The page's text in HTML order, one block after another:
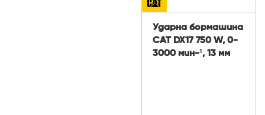
Ударна бормашина
CAT DX17 750 W, 0-
3000 мин-¹, 13 мм